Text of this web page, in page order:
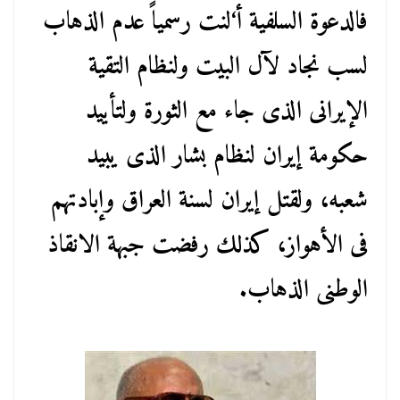
فالدعوة السلفية أ‘لنت رسمياً عدم الذهاب
لسب نجاد لآل البيت ولنظام التقية
الإيرانى الذى جاء مع الثورة ولتأييد
حكومة إيران لنظام بشار الذى يبيد
شعبه، ولقتل إيران لسنة العراق وإبادتهم
فى الأهواز، كذلك رفضت جبهة الانقاذ
الوطنى الذهاب.